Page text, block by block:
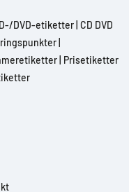
DVD-etiketter CD DVD
Prisetiketter